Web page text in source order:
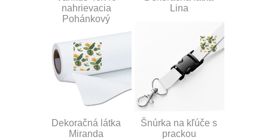
nahrievacia
Pohánkový
Lina
Dekoračná látka
Miranda
Šnúrka na kľúče s
prackou